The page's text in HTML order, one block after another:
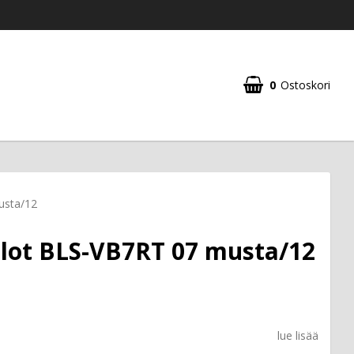
0 Ostoskori
12
BLS-VB7RT 07 musta/12
lue lisää